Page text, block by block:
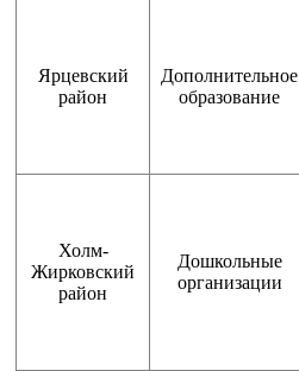
Ярцевский
район
Дополнительное
образование
Холм-
Жирковский
район
Дошкольные
организации